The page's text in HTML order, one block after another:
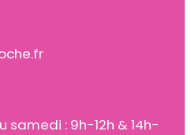
samedi : 9h-12h & 14h-